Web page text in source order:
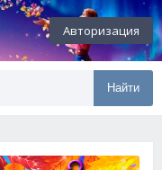
Авторизация
Найти